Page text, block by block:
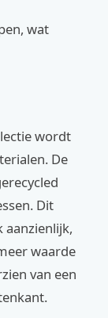
wat
wordt
De
Dit
waarde
van een